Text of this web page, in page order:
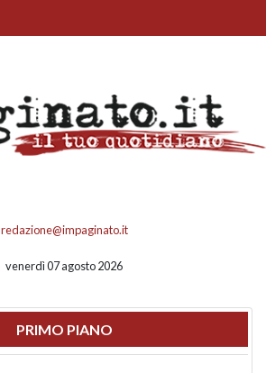
redazione@impaginato.it
venerdì 07 agosto 2026
PRIMO PIANO